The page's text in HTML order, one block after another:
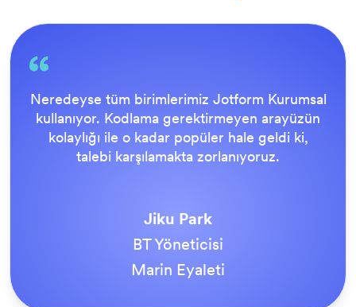
Her şey son kullanıcı için oldukça basit
Jotform Destek Ekibi harika. Tüm
aktif hale geldiğinde, herkes bunun
gereken yol olduğu konusunda
Tony Richman
ACS Paslanmaz Çelik Bağlantı